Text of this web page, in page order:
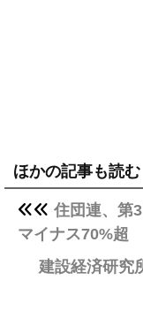
ほかの記事も読む
住団連、第
マイナス70%超
建設経済研究